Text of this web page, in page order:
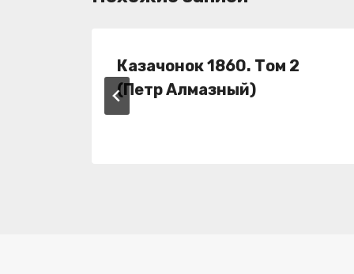
Казачонок 1860. Том 2
(Петр Алмазный)